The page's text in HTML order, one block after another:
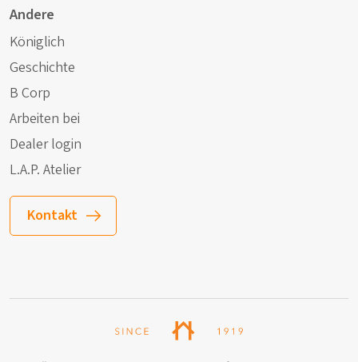
Andere
Königlich
Geschichte
B Corp
Arbeiten bei
Dealer login
L.A.P. Atelier
Kontakt